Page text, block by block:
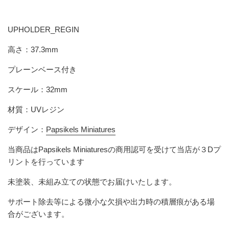
UPHOLDER_REGIN
高さ：37.3mm
プレーンベース付き
スケール：32mm
材質：UVレジン
デザイン： Papsikels Miniatures
当商品はPapsikels Miniaturesの商用認可を受けて当店が３Dプ
リントを行っています
未塗装、未組み立ての状態でお届けいたします。
サポート除去等による微小な欠損や出力時の積層痕がある場
合がございます。